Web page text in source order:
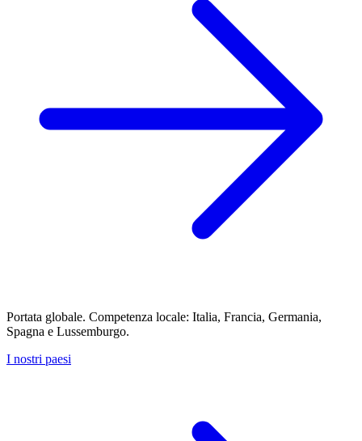
Portata globale. Competenza locale: Italia, Francia, Germania,
Spagna e Lussemburgo.
I nostri paesi